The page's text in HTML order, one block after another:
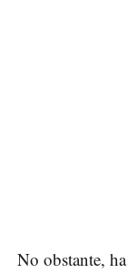
No obstante,